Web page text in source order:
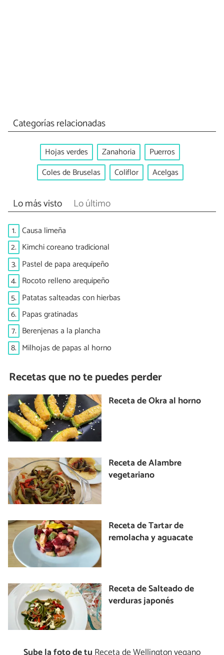
Categorías relacionadas
Hojas verdes Zanahoria
Puerros
Coles de Bruselas
Coliflor Acelgas
Lo más visto Lo último
1. Causa limeña
2. Kimchi coreano tradicional
3. Pastel de papa arequipeño
4. Rocoto relleno arequipeño
5. Patatas salteadas con hierbas
6. Papas gratinadas
7. Berenjenas a la plancha
8. Milhojas de papas al horno
Recetas que no te puedes perder
Receta de Okra al horno
Receta de Alambre
vegetariano
Receta de Tartar de
remolacha y aguacate
Receta de Salteado de
verduras japonés